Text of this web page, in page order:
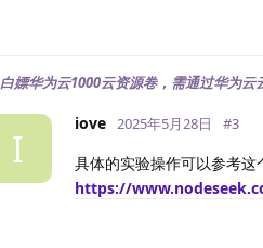
白嫖华为云1000云资源卷，需通过华为云
I
iove 2025年5月28日 #3
具体的实验操作可以参考这
https://